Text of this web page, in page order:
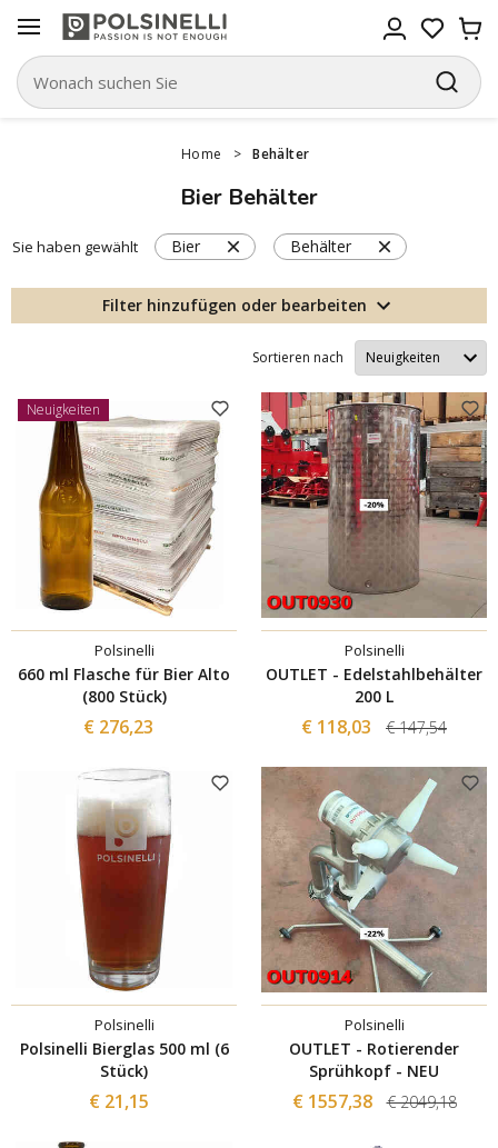
Home > Behälter
Bier Behälter
Sie haben gewählt Bier Behälter
Filter hinzufügen oder bearbeiten
Sortieren nach
Neuigkeiten
Polsinelli
660 ml Flasche für Bier Alto
(800 Stück)
€ 276,23
Polsinelli
OUTLET - Edelstahlbehälter
200 L
€ 118,03 € 147,54
Polsinelli
Polsinelli Bierglas 500 ml (6
Stück)
€ 21,15
Polsinelli
OUTLET - Rotierender
Sprühkopf - NEU
€ 1557,38 € 2049,18